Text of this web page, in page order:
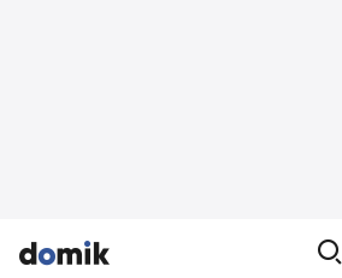


 